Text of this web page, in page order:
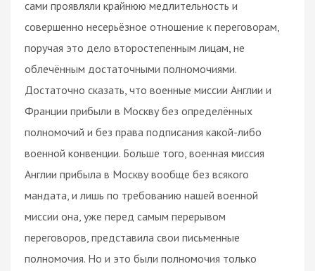
сами проявляли крайнюю медлительность и
совершенно несерьёзное отношение к переговорам,
поручая это дело второстепенным лицам, не
облечённым достаточными полномочиями.
Достаточно сказать, что военные миссии Англии и
Франции прибыли в Москву без определённых
полномочий и без права подписания какой-либо
военной конвенции. Больше того, военная миссия
Англии прибыла в Москву вообще без всякого
мандата, и лишь по требованию нашей военной
миссии она, уже перед самым перерывом
переговоров, представила свои письменные
полномочия. Но и это были полномочия только